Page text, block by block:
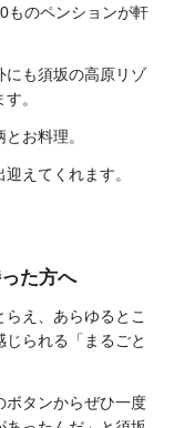
ものペンションが軒
にも須坂の高原リゾ
。
お料理。
えてくれます。
た方へ
え、あらゆるとこ
られる「まるごと
ボタンからぜひ一度